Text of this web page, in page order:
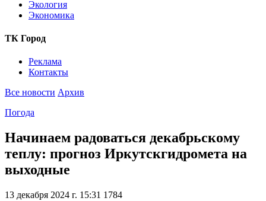
Экология
Экономика
ТК Город
Реклама
Контакты
Все новости Архив
Погода
Начинаем радоваться декабрьскому
теплу: прогноз Иркутскгидромета на
выходные
13 декабря 2024 г. 15:31 1784